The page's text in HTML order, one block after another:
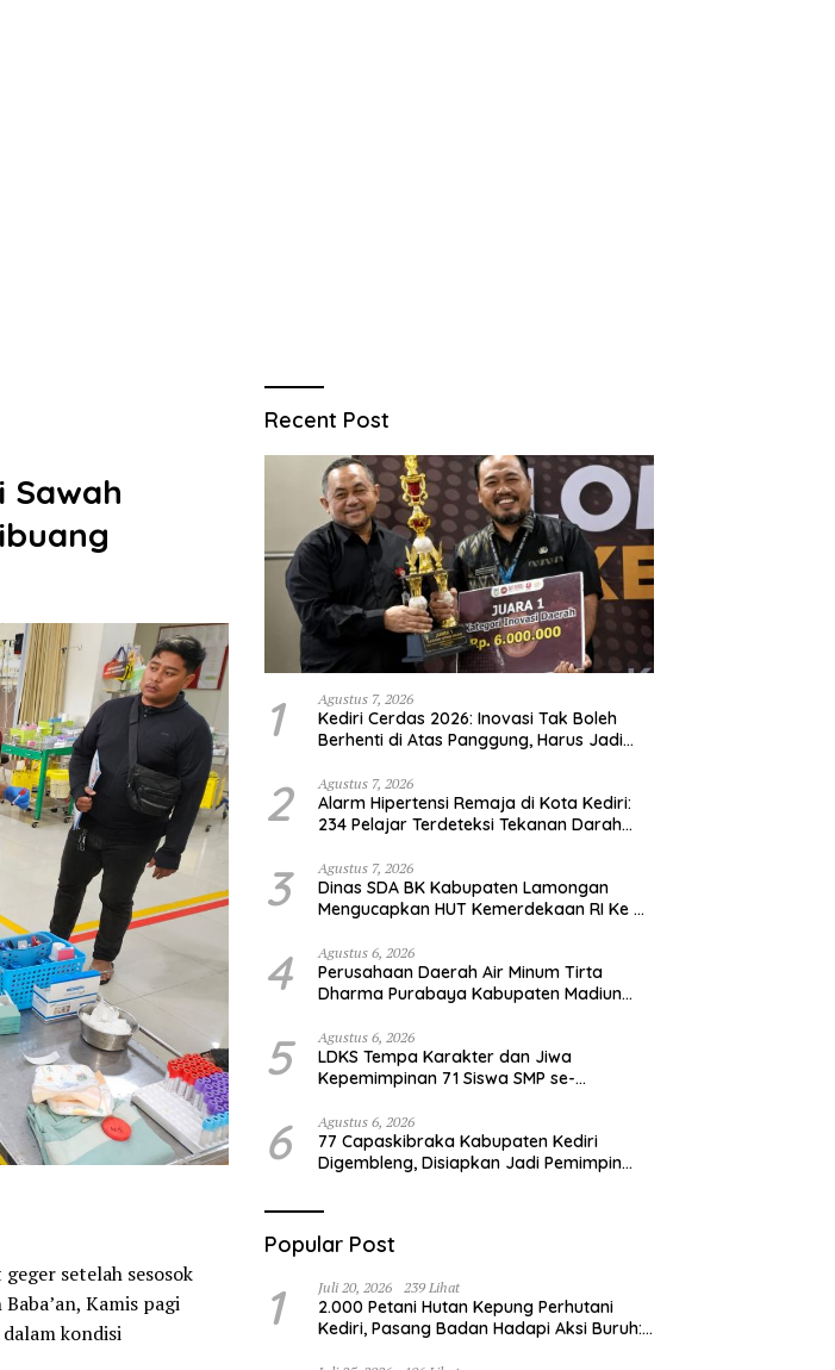
Sawah
setelah sesosok
Kamis pagi
kondisi
Recent Post
1 Agustus 7, 2026
Kediri Cerdas 2026: Inovasi Tak Boleh
Berhenti di Atas Panggung, Harus Jadi
2 Agustus 7, 2026
Alarm Hipertensi Remaja di Kota Kediri:
234 Pelajar Terdeteksi Tekanan Darah
3 Agustus 7, 2026
Dinas SDA BK Kabupaten Lamongan
Mengucapkan HUT Kemerdekaan RI Ke –
4 Agustus 6, 2026
Perusahaan Daerah Air Minum Tirta
Dharma Purabaya Kabupaten Madiun
HUT Kemerdekaan RI Ke – 81
5 Agustus 6, 2026
LDKS Tempa Karakter dan Jiwa
Kepemimpinan 71 Siswa SMP se-
Pemimpin Generasi Emas
6 Agustus 6, 2026
77 Capaskibraka Kabupaten Kediri
Digembleng, Disiapkan Jadi Pemimpin
Merah Putih
Popular Post
1 Juli 20, 2026 239 Lihat
2.000 Petani Hutan Kepung Perhutani
Kediri, Pasang Badan Hadapi Aksi Buruh: